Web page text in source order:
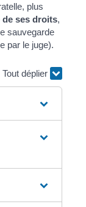
plus
ses droits,
sauvegarde
par le juge).
Tout déplier